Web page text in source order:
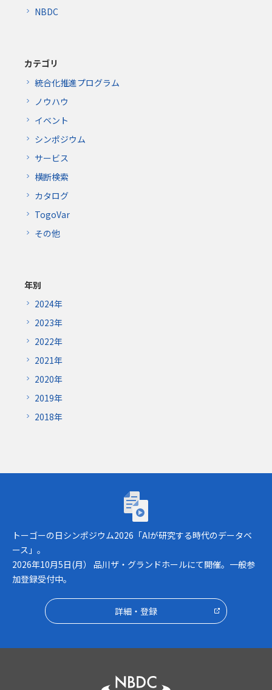
NBDC
カテゴリ
統合化推進プログラム
ノウハウ
イベント
シンポジウム
サービス
横断検索
カタログ
TogoVar
その他
年別
2024年
2023年
2022年
2021年
2020年
2019年
2018年
トーゴーの日シンポジウム2026「AIが研究
トーゴーの日シンポジウム2026「AIが研究する時代のデータベ
ース」。
2026年10月5日(月） 品川ザ・グランドホールにて開催。一般参
加登録受付中。
詳細・登録